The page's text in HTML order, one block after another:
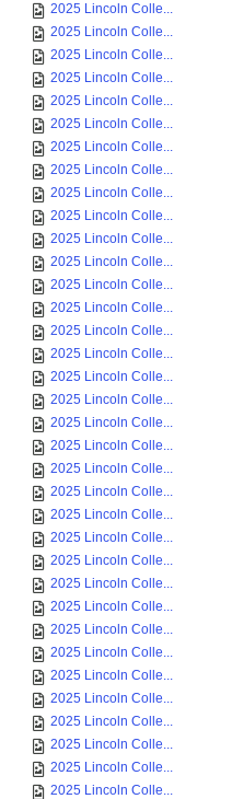
2025 Lincoln Colle...
2025 Lincoln Colle...
2025 Lincoln Colle...
2025 Lincoln Colle...
2025 Lincoln Colle...
2025 Lincoln Colle...
2025 Lincoln Colle...
2025 Lincoln Colle...
2025 Lincoln Colle...
2025 Lincoln Colle...
2025 Lincoln Colle...
2025 Lincoln Colle...
2025 Lincoln Colle...
2025 Lincoln Colle...
2025 Lincoln Colle...
2025 Lincoln Colle...
2025 Lincoln Colle...
2025 Lincoln Colle...
2025 Lincoln Colle...
2025 Lincoln Colle...
2025 Lincoln Colle...
2025 Lincoln Colle...
2025 Lincoln Colle...
2025 Lincoln Colle...
2025 Lincoln Colle...
2025 Lincoln Colle...
2025 Lincoln Colle...
2025 Lincoln Colle...
2025 Lincoln Colle...
2025 Lincoln Colle...
2025 Lincoln Colle...
2025 Lincoln Colle...
2025 Lincoln Colle...
2025 Lincoln Colle...
2025 Lincoln Colle...